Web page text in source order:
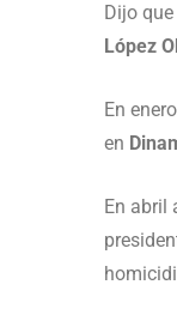
Dijo
López
En
en
En abril